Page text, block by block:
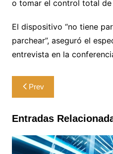
o tomar el control total de
El dispositivo “no tiene
parchear”, aseguró el
entrevista en la
Navegación
de
entradas
Prev
Entradas